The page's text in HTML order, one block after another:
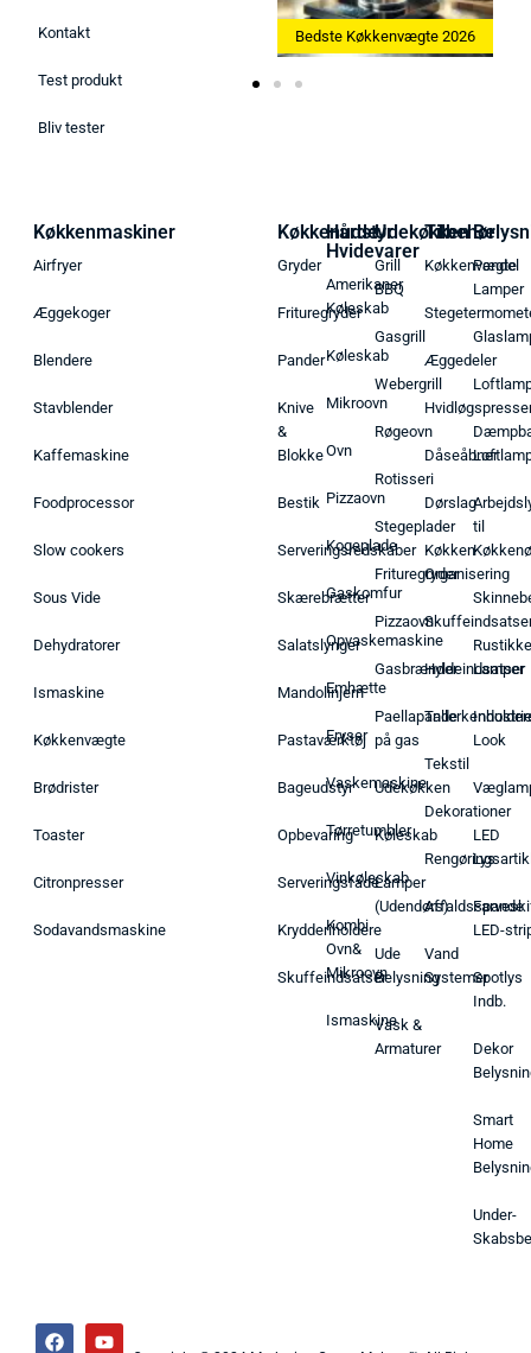
Kontakt
Test produkt
Bliv tester
Bedste Ismaskine 2026 Bedste Køkkenvægte 2026
Køkkenmaskiner
Airfryer
Æggekoger
Blendere
Stavblender
Kaffemaskine
Foodprocessor
Slow cookers
Sous Vide
Dehydratorer
Ismaskine
Køkkenvægte
Brødrister
Toaster
Citronpresser
Sodavandsmaskine
Køkkenudstyr
Gryder
Frituregryder
Pander
Knive
&
Blokke
Bestik
Serveringsredskaber
Skærebrætter
Salatslynger
Mandolinjern
Pastaværktøj
Bageudstyr
Opbevaring
Serveringsfade
Krydderiholdere
Skuffeindsatser
Hårde
Hvidevarer
Amerikaner
Køleskab
Køleskab
Mikroovn
Ovn
Pizzaovn
Kogeplade
Gaskomfur
Opvaskemaskine
Emhætte
Fryser
Vaskemaskine
Tørretumbler
Vinkøleskab
Kombi
Ovn&
Mikroovn
Ismaskine
Udekøkken
Grill
BBQ
Gasgrill
Webergrill
Røgeovn
Rotisseri
Stegeplader
Frituregryder
Pizzaovn
Gasbrænder
Paellapande
på gas
Udekøkken
Køleskab
Lamper
(Udendørs)
Ude
Belysning
Vask &
Armaturer
Tilbehør
Køkkenvægte
Æggedeler
Dåseåbner
Dørslag
Køkken
Organisering
Hyldeindsatser
Tekstil
Dekorationer
Affaldsspande
Vand
Systemer
Pendel
Lamper
til
Rustikke
Lamper
Look
LED
Lys
LED-
Spotlys
Indb.
Dekor
Smart
Home
Under-